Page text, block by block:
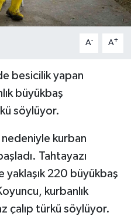
A- A+
besicilik yapan
büyükbaş
söylüyor.
nedeniyle kurban
Tahtayazı
220 büyükbaş
kurbanlık
çalıp türkü söylüyor.